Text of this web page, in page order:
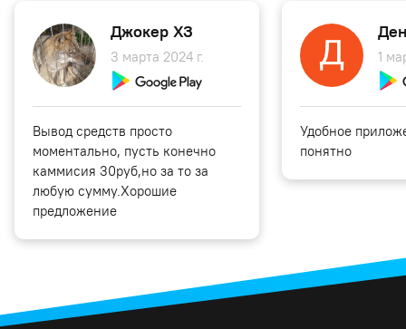
Джокер ХЗ
3 марта 2024 г.
Вывод средств просто
моментально, пусть конечно
каммисия 30руб,но за то за
любую сумму.Хорошие
предложение
1
Удобное
понятно